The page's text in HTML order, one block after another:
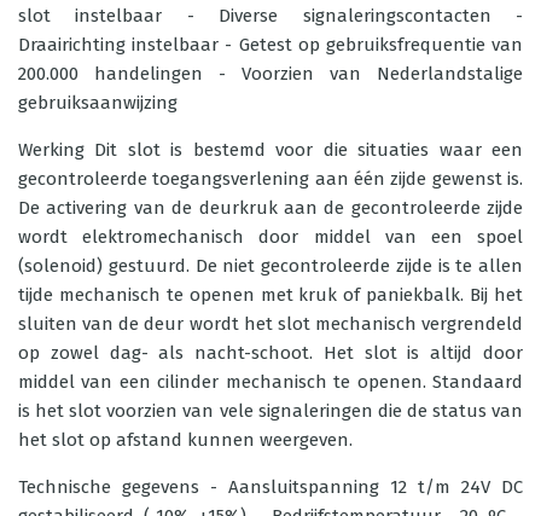
slot instelbaar - Diverse signaleringscontacten -
Draairichting instelbaar - Getest op gebruiksfrequentie van
200.000 handelingen - Voorzien van Nederlandstalige
gebruiksaanwijzing
Werking Dit slot is bestemd voor die situaties waar een
gecontroleerde toegangsverlening aan één zijde gewenst is.
De activering van de deurkruk aan de gecontroleerde zijde
wordt elektromechanisch door middel van een spoel
(solenoid) gestuurd. De niet gecontroleerde zijde is te allen
tijde mechanisch te openen met kruk of paniekbalk. Bij het
sluiten van de deur wordt het slot mechanisch vergrendeld
op zowel dag- als nacht-schoot. Het slot is altijd door
middel van een cilinder mechanisch te openen. Standaard
is het slot voorzien van vele signaleringen die de status van
het slot op afstand kunnen weergeven.
Technische gegevens - Aansluitspanning 12 t/m 24V DC